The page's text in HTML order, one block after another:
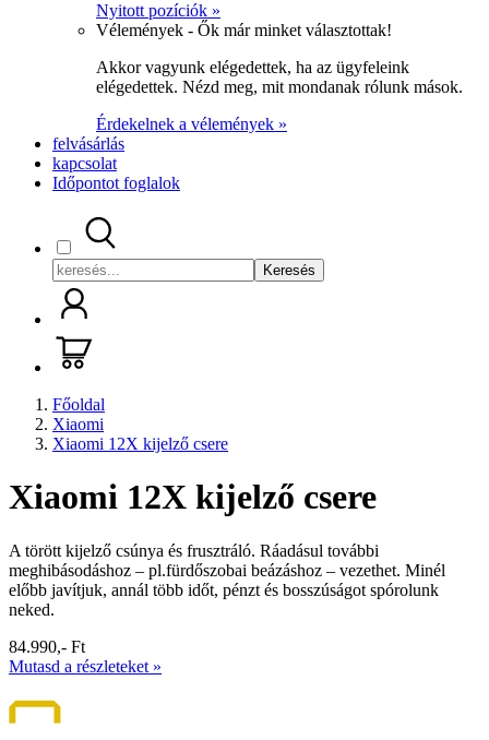
Nyitott pozíciók »
Vélemények - Ők már minket választottak!
Akkor vagyunk elégedettek, ha az ügyfeleink
elégedettek. Nézd meg, mit mondanak rólunk mások.
Érdekelnek a vélemények »
felvásárlás
kapcsolat
Időpontot foglalok
Keresés
Főoldal
Xiaomi
Xiaomi 12X kijelző csere
Xiaomi 12X kijelző csere
A törött kijelző csúnya és frusztráló. Ráadásul további
meghibásodáshoz – pl.fürdőszobai beázáshoz – vezethet. Minél
előbb javítjuk, annál több időt, pénzt és bosszúságot spórolunk
neked.
84.990,- Ft
Mutasd a részleteket »